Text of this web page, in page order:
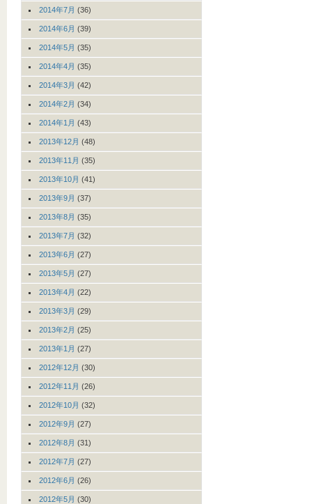
2014年7月 (36)
2014年6月 (39)
2014年5月 (35)
2014年4月 (35)
2014年3月 (42)
2014年2月 (34)
2014年1月 (43)
2013年12月 (48)
2013年11月 (35)
2013年10月 (41)
2013年9月 (37)
2013年8月 (35)
2013年7月 (32)
2013年6月 (27)
2013年5月 (27)
2013年4月 (22)
2013年3月 (29)
2013年2月 (25)
2013年1月 (27)
2012年12月 (30)
2012年11月 (26)
2012年10月 (32)
2012年9月 (27)
2012年8月 (31)
2012年7月 (27)
2012年6月 (26)
2012年5月 (30)